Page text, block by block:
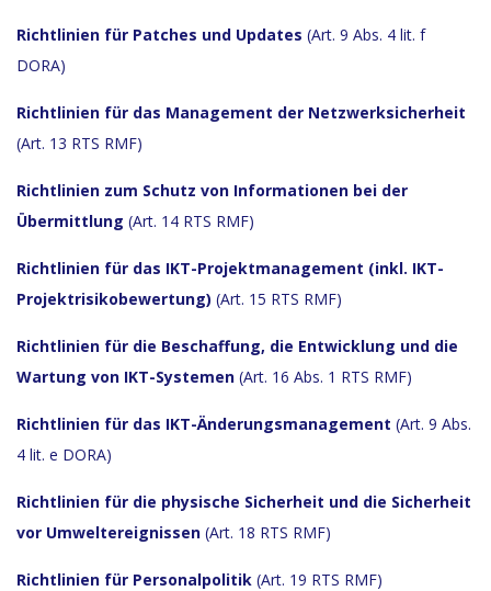
Richtlinien für Patches und Updates (Art. 9 Abs. 4 lit. f
DORA)
Richtlinien für das Management der Netzwerksicherheit
(Art. 13 RTS RMF)
Richtlinien zum Schutz von Informationen bei der
Übermittlung (Art. 14 RTS RMF)
Richtlinien für das IKT-Projektmanagement (inkl. IKT-
Projektrisikobewertung) (Art. 15 RTS RMF)
Richtlinien für die Beschaffung, die Entwicklung und die
Wartung von IKT-Systemen (Art. 16 Abs. 1 RTS RMF)
Richtlinien für das IKT-Änderungsmanagement (Art. 9 Abs.
4 lit. e DORA)
Richtlinien für die physische Sicherheit und die Sicherheit
vor Umweltereignissen (Art. 18 RTS RMF)
Richtlinien für Personalpolitik (Art. 19 RTS RMF)